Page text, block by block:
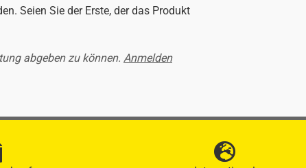
Seien Sie der Erste, der das Produkt
abgeben zu können. Anmelden